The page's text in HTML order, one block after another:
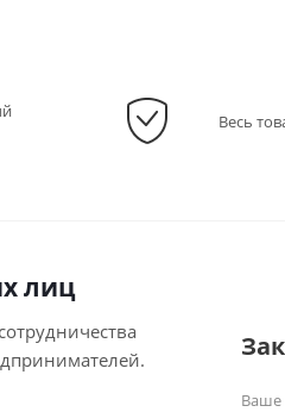
Весь
лиц
Ваше